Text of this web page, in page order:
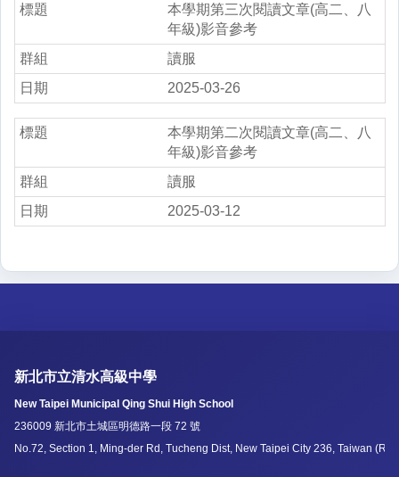
本學期第三次閱讀文章(高二、八
年級)影音參考
讀服
2025-03-26
本學期第二次閱讀文章(高二、八
年級)影音參考
讀服
2025-03-12
新北市立清水高級中學
New Taipei Municipal Qing Shui High School
236009 新北市土城區明德路一段 72 號
No.72, Section 1, Ming-der Rd, Tucheng Dist, New Taipei City 236, Taiwan